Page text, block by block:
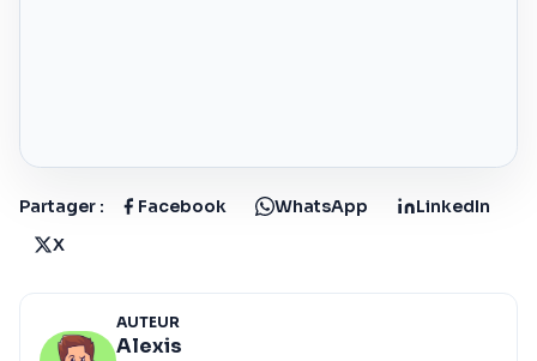
Partager : Facebook WhatsApp
LinkedIn
X
AUTEUR
Alexis